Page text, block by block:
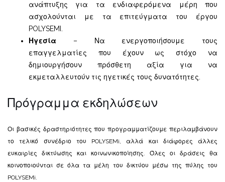
ανάπτυξης για τα ενδιαφερόμενα μέρη που
ασχολούνται με τα επιτεύγματα του έργου
POLYSEMI.
Ηγεσία – Να ενεργοποιήσουμε τους
επαγγελματίες που έχουν ως στόχο να
δημιουργήσουν πρόσθετη αξία για να
εκμεταλλευτούν τις ηγετικές τους δυνατότητες.
Πρόγραμμα εκδηλώσεων
Οι βασικές δραστηριότητες που προγραμματίζουμε περιλαμβάνουν
το τελικό συνέδριο του POLYSEMi, αλλά και διάφορες άλλες
ευκαιρίες δικτύωσης και κοινωνικοποίησης. Όλες οι δράσεις θα
κοινοποιούνται σε όλα τα μέλη του δικτύου μέσω της πύλης του
POLYSEMi.